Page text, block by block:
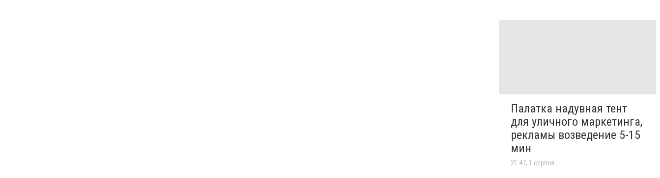
Палатка надувная тент
для уличного маркетинга,
рекламы возведение 5-15
мин
21:47, 1 серпня